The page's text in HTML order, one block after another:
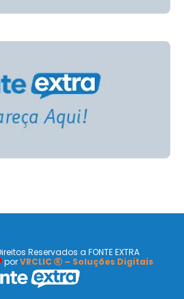
Reservados a FONTE EXTRA
porVRCLIC – Soluções Digitais